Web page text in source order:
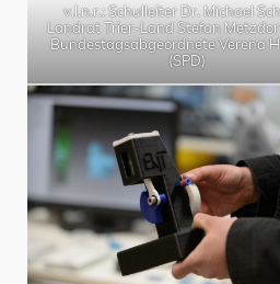
v.l.n.r.: Schulleiter Dr. Michael
Landrat Trier-Land Stefan
Bundestagsabgeordnete Verena
(SPD)